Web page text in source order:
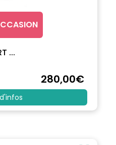
...
280,00€